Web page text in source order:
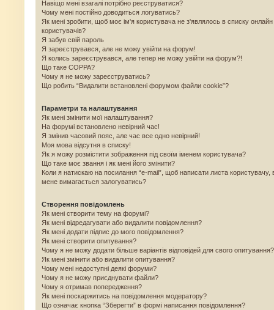
Навіщо мені взагалі потрібно реєструватися?
Чому мені постійно доводиться логуватись?
Як мені зробити, щоб моє ім'я користувача не з'являлось в списку онлайн
користувачів?
Я забув свій пароль
Я зареєструвався, але не можу увійти на форум!
Я колись зареєструвався, але тепер не можу увійти на форум?!
Що таке COPPA?
Чому я не можу зареєструватись?
Що робить “Видалити встановлені форумом файли cookie”?
Параметри та налаштування
Як мені змінити мої налаштування?
На форумі встановлено невірний час!
Я змінив часовий пояс, але час все одно невірний!
Моя мова відсутня в списку!
Як я можу розмістити зображення під своїм іменем користувача?
Що таке моє звання і як мені його змінити?
Коли я натискаю на посилання “e-mail”, щоб написати листа користувачу,
мене вимагається залогуватись?
Створення повідомлень
Як мені створити тему на форумі?
Як мені відредагувати або видалити повідомлення?
Як мені додати підпис до мого повідомлення?
Як мені створити опитування?
Чому я не можу додати більше варіантів відповідей для свого опитування?
Як мені змінити або видалити опитування?
Чому мені недоступні деякі форуми?
Чому я не можу приєднувати файли?
Чому я отримав попередження?
Як мені поскаржитись на повідомлення модератору?
Що означає кнопка “Зберегти” в формі написання повідомлення?